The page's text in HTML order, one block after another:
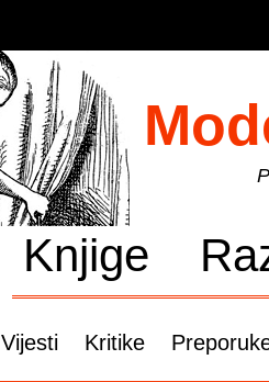
Knjige
Vijesti Kritike